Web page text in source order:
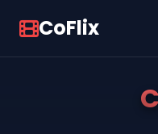
CoFlix